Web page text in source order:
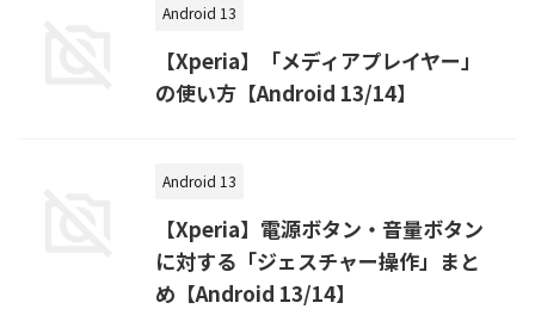
Android 13
【Xperia】「メディアプレイヤー」
の使い方【Android 13/14】
Android 13
【Xperia】電源ボタン・音量ボタン
に対する「ジェスチャー操作」まと
め【Android 13/14】